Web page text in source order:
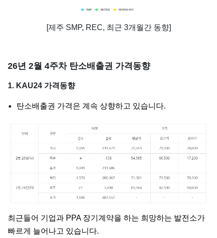
[제주 SMP, REC, 최근 3개월간 동향]
26년 2월 4주차 탄소배출권 가격동향
1. KAU24 가격동향
탄소배출권 가격은 계속 상향하고 있습니다.
최근들어 기업과 PPA 장기계약을 하는 희망하는 발전소가
빠르게 늘어나고 있습니다.